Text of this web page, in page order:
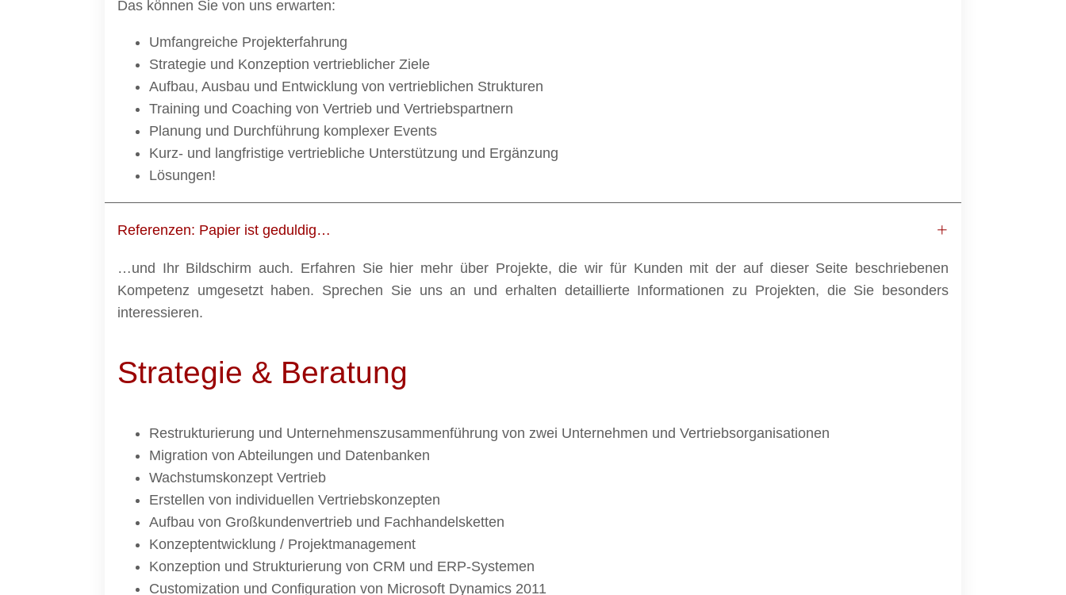
Das können Sie von uns erwarten:
Umfangreiche Projekterfahrung
Strategie und Konzeption vertrieblicher Ziele
Aufbau, Ausbau und Entwicklung von vertrieblichen Strukturen
Training und Coaching von Vertrieb und Vertriebspartnern
Planung und Durchführung komplexer Events
Kurz- und langfristige vertriebliche Unterstützung und Ergänzung
Lösungen!
Referenzen: Papier ist geduldig…
…und Ihr Bildschirm auch. Erfahren Sie hier mehr über Projekte, die wir für Kunden mit der auf dieser Seite beschriebenen
Kompetenz umgesetzt haben. Sprechen Sie uns an und erhalten detaillierte Informationen zu Projekten, die Sie besonders
interessieren.
Strategie & Beratung
Restrukturierung und Unternehmenszusammenführung von zwei Unternehmen und Vertriebsorganisationen
Migration von Abteilungen und Datenbanken
Wachstumskonzept Vertrieb
Erstellen von individuellen Vertriebskonzepten
Aufbau von Großkundenvertrieb und Fachhandelsketten
Konzeptentwicklung / Projektmanagement
Konzeption und Strukturierung von CRM und ERP-Systemen
Customization und Configuration von Microsoft Dynamics 2011